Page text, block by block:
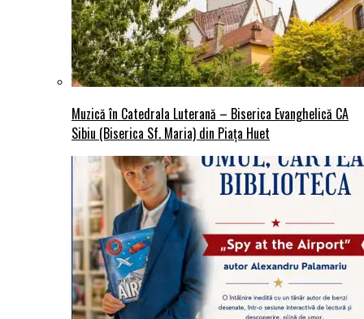
Muzică în Catedrala Luterană – Biserica Evanghelică CA
Sibiu (Biserica Sf. Maria) din Piaţa Huet